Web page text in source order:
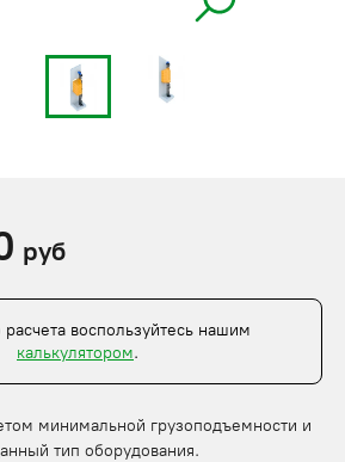
руб
воспользуйтесь нашим
калькулятором.
минимальной грузоподъемности и
тип оборудования.